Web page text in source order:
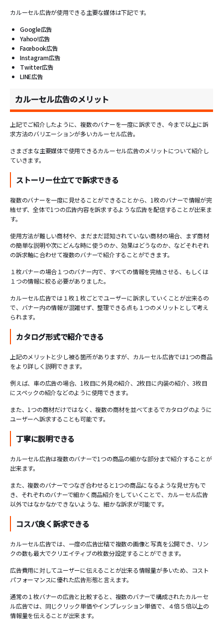
カルーセル広告が使用できる主要な媒体は下記です。
Google広告
Yahoo!広告
Facebook広告
Instagram広告
Twitter広告
LINE広告
カルーセル広告のメリット
上記でご紹介したように、複数のバナーを一度に訴求でき、今まで以上に訴
求方法のバリエーションが多いカルーセル広告。
さまざまな主要媒体で使用できるカルーセル広告のメリットについて紹介し
ていきます。
ストーリー仕立てで訴求できる
複数のバナーを一度に見せることができることから、1枚のバナーで情報が完
結せず、全体で1つの広告内容を訴求するような広告を配信することが出来ま
す。
使用方法が難しい商材や、まだまだ認知されていない商材の場合、まず商材
の簡単な説明や次にどんな時に使うのか、効果はどうなのか、などそれぞれ
の訴求軸に合わせて複数のバナーで紹介することができます。
１枚バナーの場合１つのバナー内で、すべての情報を完結させる、もしくは
１つの情報に絞る必要がありました。
カルーセル広告では１枚１枚ごとでユーザーに訴求していくことが出来るの
で、バナー内の情報が混雑せず、整理できる点も１つのメリットとして考え
られます。
カタログ形式で紹介できる
上記のメリットと少し被る箇所がありますが、カルーセル広告では1つの商品
をより詳しく説明できます。
例えば、車の広告の場合、1枚目に外見の紹介、2枚目に内装の紹介、3枚目
にスペックの紹介などのように使用できます。
また、1つの商材だけではなく、複数の商材を並べてまるでカタログのように
ユーザーへ訴求することも可能です。
丁寧に説明できる
カルーセル広告は複数のバナーで1つの商品の細かな部分まで紹介することが
出来ます。
また、複数のバナーでつなぎ合わせると1つの商品になるような見せ方もで
き、それぞれのバナーで細かく商品紹介をしていくことで、カルーセル広告
以外ではなかなかできないような、細かな訴求が可能です。
コスパ良く訴求できる
カルーセル広告では、一度の広告出稿で複数の画像と写真を公開でき、リン
クの数も最大でクリエイティブの枚数分設定することができます。
広告費用に対してユーザーに伝えることが出来る情報量が多いため、コスト
パフォーマンスに優れた広告形態と言えます。
通常の１枚バナーの広告と比較すると、複数のバナーで構成されたカルーセ
ル広告では、同じクリック単価やインプレッション単価で、４倍５倍以上の
情報量を伝えることが出来ます。